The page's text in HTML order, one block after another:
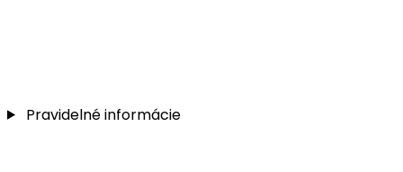
Pravidelné informácie